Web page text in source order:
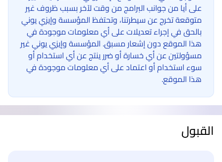
على أيا من جوانب البرامج من وقت لآخر بسبب ظروف غير
متوقعة تخرج عن سيطرتنا، وتحتفظ المؤسسة وإيزي يوني
بالحق في إجراء تعديلات على أي معلومات موجودة في
هذا الموقع دون إشعار مسبق. المؤسسة وإيزي يوني غير
مسؤولتين عن أي خسارة أو ضرر ينتج عن أي استخدام أو
سوء استخدام أو اعتماد على أي معلومات موجودة في
هذا الموقع.
القبول